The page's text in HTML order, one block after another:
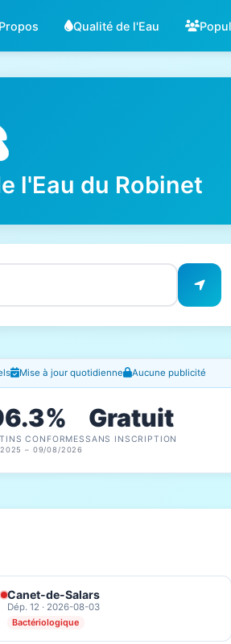
Qualité de l'Eau
l'Eau du Robinet
Mise à jour quotidienne Aucune publicité
CONFORMES
– 09/08/2026
Gratuit
SANS INSCRIPTION
Canet-de-Salars
Dép. 12 · 2026-08-03
Bactériologique